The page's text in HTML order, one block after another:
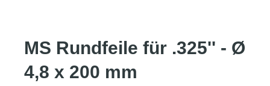
MS Rundfeile für .325'' - Ø
4,8 x 200 mm